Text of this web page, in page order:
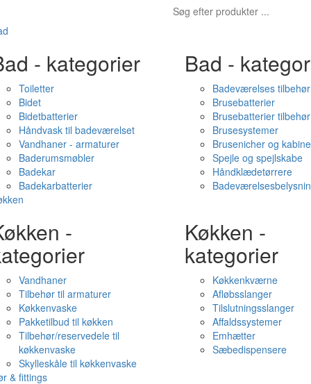
- kategorier
Toiletter
Bidet
Bidetbatterier
Håndvask til badeværelset
Vandhaner - armaturer
Baderumsmøbler
Badekar
Badekarbatterier
Bad -
Badeværelses tilbehør
Brusebatterier
Brusebatterier tilbehør
Brusesystemer
Brusenicher og
Spejle og spejlskabe
Håndklædetørrere
-
Vandhaner
Tilbehør til armaturer
Køkkenvaske
Pakketilbud til køkken
Tilbehør/reservedele til
køkkenvaske
Skylleskåle til køkkenvaske
Køkken -
kategorier
Køkkenkværne
Afløbsslanger
Tilslutningsslanger
Affaldssystemer
Emhætter
Sæbedispensere
& fittings